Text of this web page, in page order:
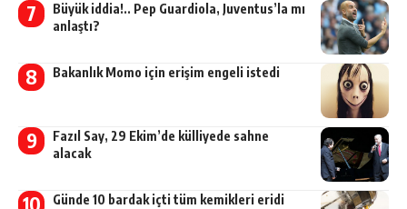
Büyük iddia!.. Pep Guardiola, Juventus’la mı
anlaştı?
Bakanlık Momo için erişim engeli istedi
Fazıl Say, 29 Ekim’de külliyede sahne
alacak
Günde 10 bardak içti tüm kemikleri eridi